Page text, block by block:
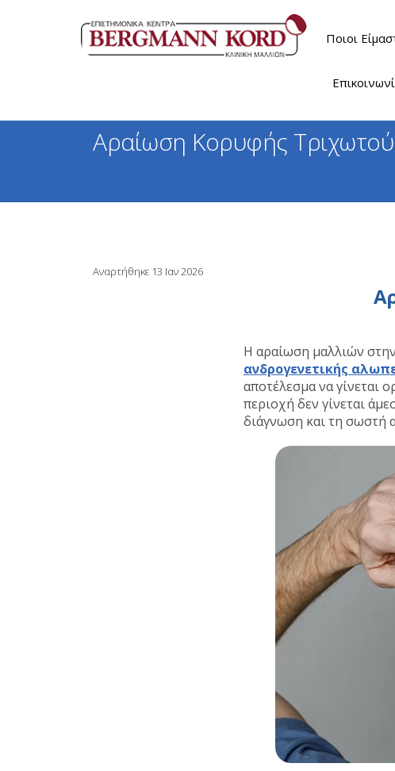
Ποιοι
Αραίωση Κορυφής Τριχωτού
Αναρτήθηκε 13 Ιαν 2026
Η αραίωση μαλλιών
ανδρογενετικής
αποτέλεσμα να γίνεται
περιοχή δεν γίνεται
διάγνωση και τη σωστή